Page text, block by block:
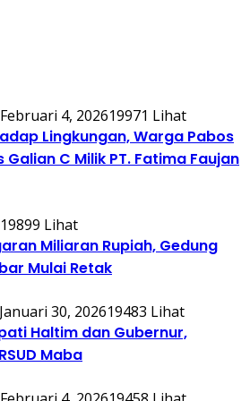
Februari 4, 202619971 Lihat
Lingkungan, Warga Pabos
Galian C Milik PT. Fatima Faujan
19899 Lihat
Miliaran Rupiah, Gedung
Mulai Retak
Januari 30, 202619483 Lihat
Haltim dan Gubernur,
Maba